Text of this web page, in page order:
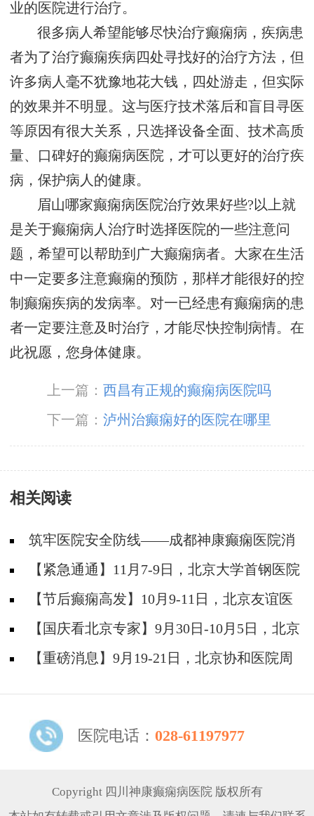
业的医院进行治疗。
很多病人希望能够尽快治疗癫痫病，疾病患
者为了治疗癫痫疾病四处寻找好的治疗方法，但
许多病人毫不犹豫地花大钱，四处游走，但实际
的效果并不明显。这与医疗技术落后和盲目寻医
等原因有很大关系，只选择设备全面、技术高质
量、口碑好的癫痫病医院，才可以更好的治疗疾
病，保护病人的健康。
眉山哪家癫痫病医院治疗效果好些?以上就
是关于癫痫病人治疗时选择医院的一些注意问
题，希望可以帮助到广大癫痫病者。大家在生活
中一定要多注意癫痫的预防，那样才能很好的控
制癫痫疾病的发病率。对一已经患有癫痫病的患
者一定要注意及时治疗，才能尽快控制病情。在
此祝愿，您身体健康。
上一篇：西昌有正规的癫痫病医院吗
下一篇：泸州治癫痫好的医院在哪里
相关阅读
筑牢医院安全防线——成都神康癫痫医院消
防安全培训纪实
【紧急通通】11月7-9日，北京大学首钢医院
神经内科胡颖教授亲临成都会诊，破解癫痫疑难
【节后癫痫高发】10月9-11日，北京友谊医
院陈葵博士免费会诊+治疗援助，破解癫痫难
题！
【国庆看北京专家】9月30日-10月5日，北京
天坛&首钢医院两大专家蓉城亲诊+癫痫大额救
【重磅消息】9月19-21日，北京协和医院周
线！
医院电话： 028-61197977
Copyright 四川神康癫痫病医院 版权所有